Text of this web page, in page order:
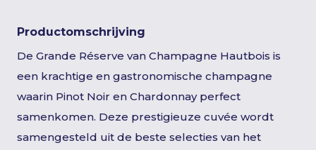
Productomschrijving
De Grande Réserve van Champagne Hautbois is
een krachtige en gastronomische champagne
waarin Pinot Noir en Chardonnay perfect
samenkomen. Deze prestigieuze cuvée wordt
samengesteld uit de beste selecties van het